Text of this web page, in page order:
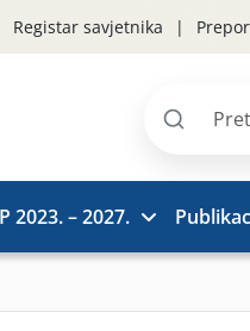
Registar savjetnika
Pretraži
2023. – 2027.